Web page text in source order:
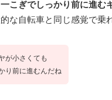
一こぎでしっかり前に進む
な自転車と同じ感覚で乗
が小さくても
り前に進むんだね